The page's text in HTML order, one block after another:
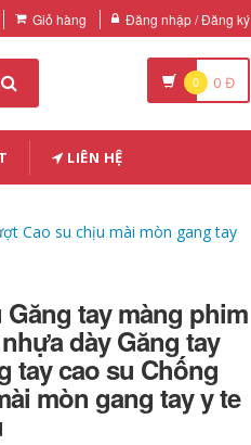
Giỏ hàng Đăng nhập / Đăng ký
0 0 Đ
LIÊN HỆ
Cao su chịu mài mòn gang tay
tay màng phim
dày Găng tay
tay cao su Chống
mòn gang tay y te